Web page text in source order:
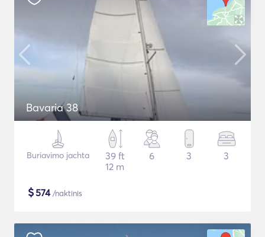
Bavaria 38
Buriavimo jachta
39 ft
12 m
6 3 3
$574/naktinis